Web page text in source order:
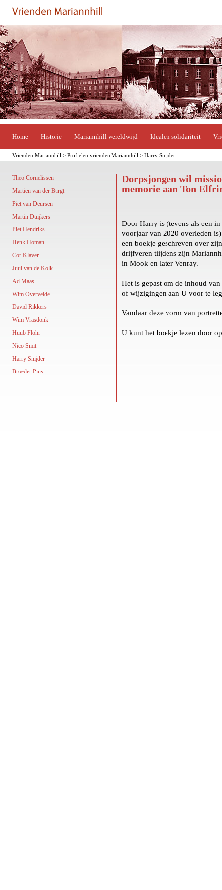
Home Historie Mariannhill wereldwijd Idealen solidariteit
Vrienden Mariannhill > Profielen vrienden Mariannhill > Harry Snijder
Theo Cornelissen
Martien van der Burgt
Piet van Deursen
Martin Duijkers
Piet Hendriks
Henk Homan
Cor Klaver
Juul van de Kolk
Ad Maas
Wim Overvelde
David Rikkers
Wim Vrasdonk
Huub Flohr
Nico Smit
Harry Snijder
Broeder Pius
Dorpsjongen wil
memorie aan Ton
Door Harry is (tevens als een
voorjaar van 2020 overleden is)
een boekje geschreven over
drijfveren tiijdens zijn
in Mook en later Venray.
Het is gepast om de inhoud
of wijzigingen aan U voor te
Vandaar deze vorm van
U kunt het boekje lezen door